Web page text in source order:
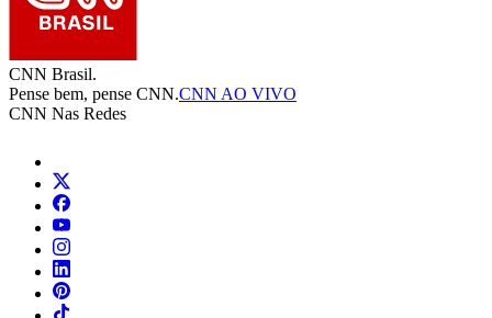
CNN Brasil.
Pense bem, pense CNN.CNN AO VIVO
CNN Nas Redes